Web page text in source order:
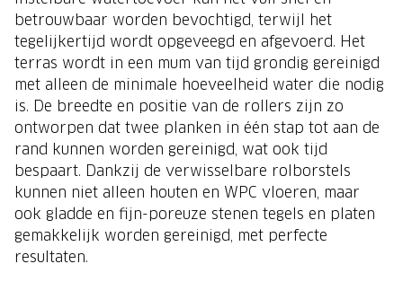
betrouwbaar worden bevochtigd, terwijl het
tegelijkertijd wordt opgeveegd en afgevoerd. Het
terras wordt in een mum van tijd grondig gereinigd
met alleen de minimale hoeveelheid water die nodig
is. De breedte en positie van de rollers zijn zo
ontworpen dat twee planken in één stap tot aan de
rand kunnen worden gereinigd, wat ook tijd
bespaart. Dankzij de verwisselbare rolborstels
kunnen niet alleen houten en WPC vloeren, maar
ook gladde en fijn-poreuze stenen tegels en platen
gemakkelijk worden gereinigd, met perfecte
resultaten.